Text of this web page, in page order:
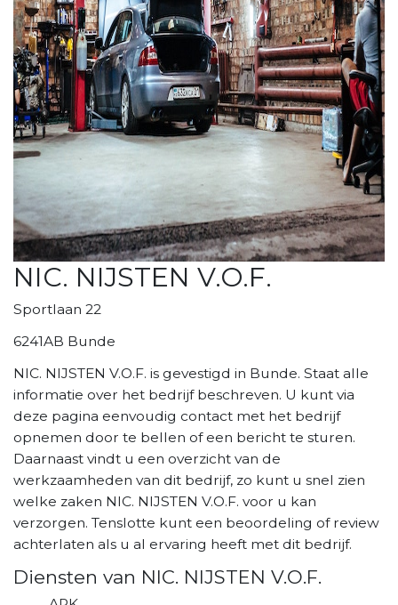
NIC. NIJSTEN V.O.F.
Sportlaan 22
6241AB Bunde
NIC. NIJSTEN V.O.F. is gevestigd in Bunde. Staat alle
informatie over het bedrijf beschreven. U kunt via
deze pagina eenvoudig contact met het bedrijf
opnemen door te bellen of een bericht te sturen.
Daarnaast vindt u een overzicht van de
werkzaamheden van dit bedrijf, zo kunt u snel zien
welke zaken NIC. NIJSTEN V.O.F. voor u kan
verzorgen. Tenslotte kunt een beoordeling of review
achterlaten als u al ervaring heeft met dit bedrijf.
Diensten van NIC. NIJSTEN V.O.F.